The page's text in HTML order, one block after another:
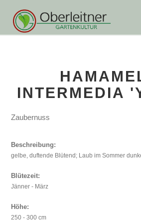
INTERMEDIA
Zaubernuss
Beschreibung:
gelbe, duftende Blütend; Laub im Sommer
Blütezeit:
Jänner - März
Höhe:
250 - 300 cm